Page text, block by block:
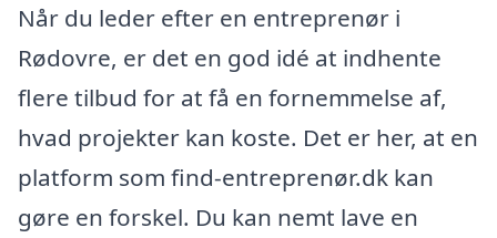
Når du leder efter en entreprenør i
Rødovre, er det en god idé at indhente
flere tilbud for at få en fornemmelse af,
hvad projekter kan koste. Det er her, at en
platform som find-entreprenør.dk kan
gøre en forskel. Du kan nemt lave en